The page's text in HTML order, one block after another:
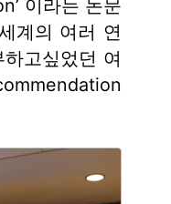
이라는 논문
계의 여러 연
고싶었던 여